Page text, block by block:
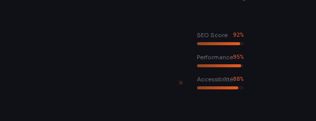
SEO Score 92%
Performance95%
Accessibilité88%